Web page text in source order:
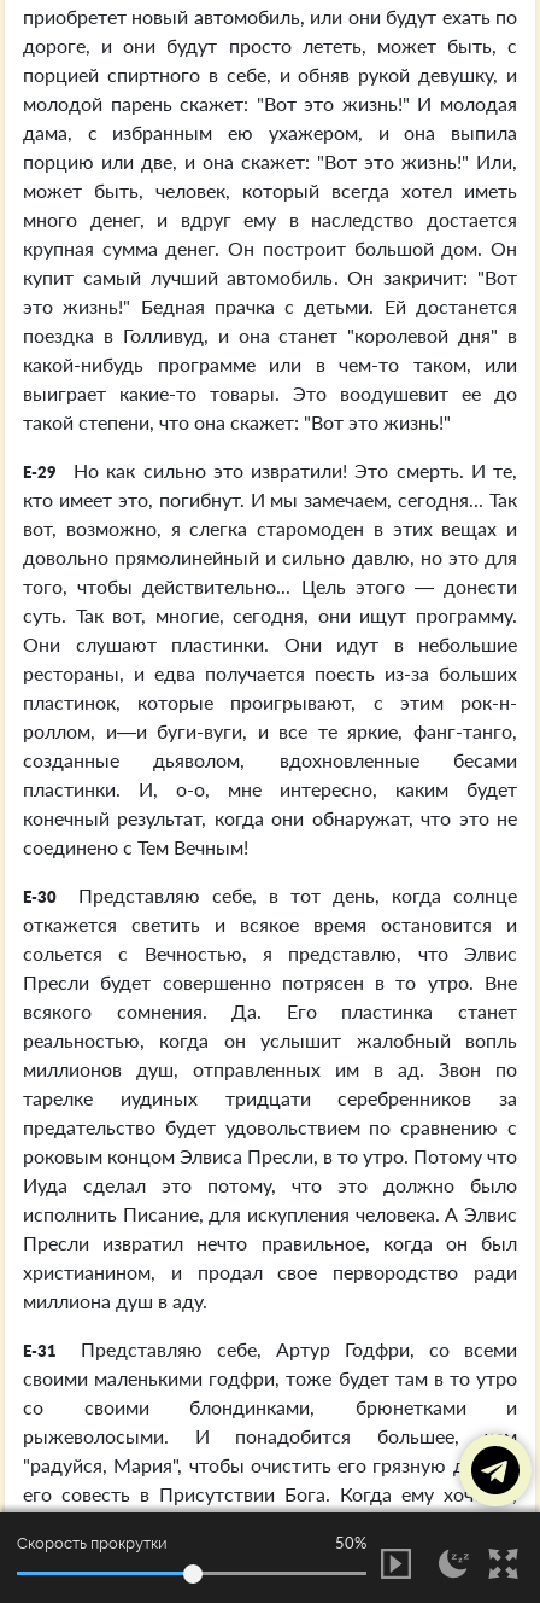
приобретет новый автомобиль, или они будут ехать по
дороге, и они будут просто лететь, может быть, с
порцией спиртного в себе, и обняв рукой девушку, и
молодой парень скажет: "Вот это жизнь!" И молодая
дама, с избранным ею ухажером, и она выпила
порцию или две, и она скажет: "Вот это жизнь!" Или,
может быть, человек, который всегда хотел иметь
много денег, и вдруг ему в наследство достается
крупная сумма денег. Он построит большой дом. Он
купит самый лучший автомобиль. Он закричит: "Вот
это жизнь!" Бедная прачка с детьми. Ей достанется
поездка в Голливуд, и она станет "королевой дня" в
какой-нибудь программе или в чем-то таком, или
выиграет какие-то товары. Это воодушевит ее до
такой степени, что она скажет: "Вот это жизнь!"
E-29
Но как сильно это извратили! Это смерть. И те,
кто имеет это, погибнут. И мы замечаем, сегодня... Так
вот, возможно, я слегка старомоден в этих вещах и
довольно прямолинейный и сильно давлю, но это для
того, чтобы действительно... Цель этого — донести
суть. Так вот, многие, сегодня, они ищут программу.
Они слушают пластинки. Они идут в небольшие
рестораны, и едва получается поесть из-за больших
пластинок, которые проигрывают, с этим рок-н-
роллом, и—и буги-вуги, и все те яркие, фанг-танго,
созданные дьяволом, вдохновленные бесами
пластинки. И, о-о, мне интересно, каким будет
конечный результат, когда они обнаружат, что это не
соединено с Тем Вечным!
E-30
Представляю себе, в тот день, когда солнце
откажется светить и всякое время остановится и
сольется с Вечностью, я представлю, что Элвис
Пресли будет совершенно потрясен в то утро. Вне
всякого сомнения. Да. Его пластинка станет
реальностью, когда он услышит жалобный вопль
миллионов душ, отправленных им в ад. Звон по
тарелке иудиных тридцати серебренников за
предательство будет удовольствием по сравнению с
роковым концом Элвиса Пресли, в то утро. Потому что
Иуда сделал это потому, что это должно было
исполнить Писание, для искупления человека. А Элвис
Пресли извратил нечто правильное, когда он был
христианином, и продал свое первородство ради
миллиона душ в аду.
E-31
Представляю себе, Артур Годфри, со всеми
своими маленькими годфри, тоже будет там в то утро
со своими блондинками, брюнетками и
рыжеволосыми. И понадобится большее, чем
"радуйся, Мария", чтобы очистить его грязную душу и
его совесть в Присутствии Бога. Когда ему хочется,
чего он привел в ад миллионы. И они это называют:
"Жизнь". Да что там, это смерть, и они не знают этого.
Скорость прокрутки 50%